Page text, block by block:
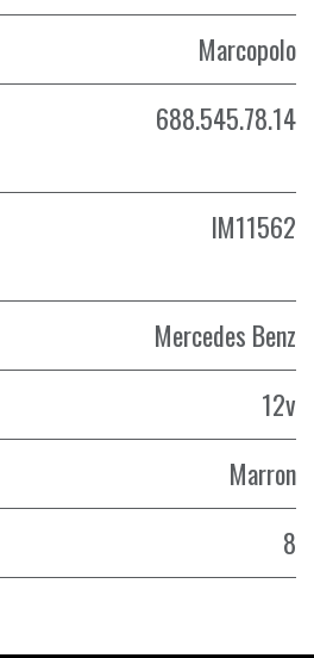
Marcopolo
688.545.78.14
IM11562
Mercedes Benz
12v
Marron
8